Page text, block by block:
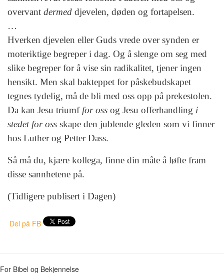
overvant dermed djevelen, døden og fortapelsen.
…
Hverken djevelen eller Guds vrede over synden er
moteriktige begreper i dag. Og å slenge om seg med
slike begreper for å vise sin radikalitet, tjener ingen
hensikt. Men skal bakteppet for påskebudskapet
tegnes tydelig, må de bli med oss opp på prekestolen.
Da kan Jesu triumf for oss og Jesu offerhandling i
stedet for oss skape den jublende gleden som vi finner
hos Luther og Petter Dass.
Så må du, kjære kollega, finne din måte å løfte fram
disse sannhetene på.
(Tidligere publisert i Dagen)
Del på FB
For Bibel og Bekjennelse